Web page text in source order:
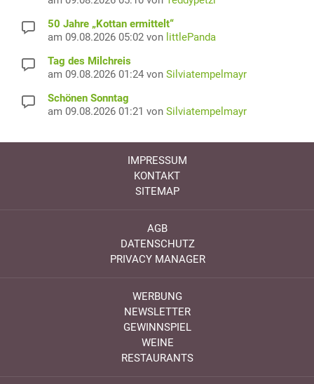
50 Jahre „Kottan ermittelt“
am 09.08.2026 05:02 von littlePanda
Tag des Milchreis
am 09.08.2026 01:24 von Silviatempelmayr
Schönen Sonntag
am 09.08.2026 01:21 von Silviatempelmayr
IMPRESSUM
KONTAKT
SITEMAP
AGB
DATENSCHUTZ
PRIVACY MANAGER
WERBUNG
NEWSLETTER
GEWINNSPIEL
WEINE
RESTAURANTS